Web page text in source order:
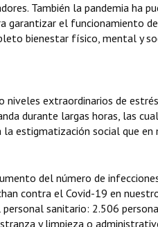
También la pandemia ha
garantizar el funcionamiento
bienestar físico, mental y
niveles extraordinarios de
durante largas horas, las
estigmatización social que en
del número de
contra el Covid-19 en
sanitario: 2.506
y limpieza o